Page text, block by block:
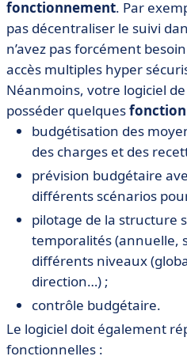
fonctionnement. Par
pas décentraliser le suivi
n’avez pas forcément
accès multiples hyper
Néanmoins, votre logiciel
posséder quelques
budgétisation des
des charges et des
prévision budgétaire
différents scénarios
pilotage de la structure
temporalités (annuelle,
différents niveaux
direction…) ;
contrôle budgétaire.
Le logiciel doit également
fonctionnelles :